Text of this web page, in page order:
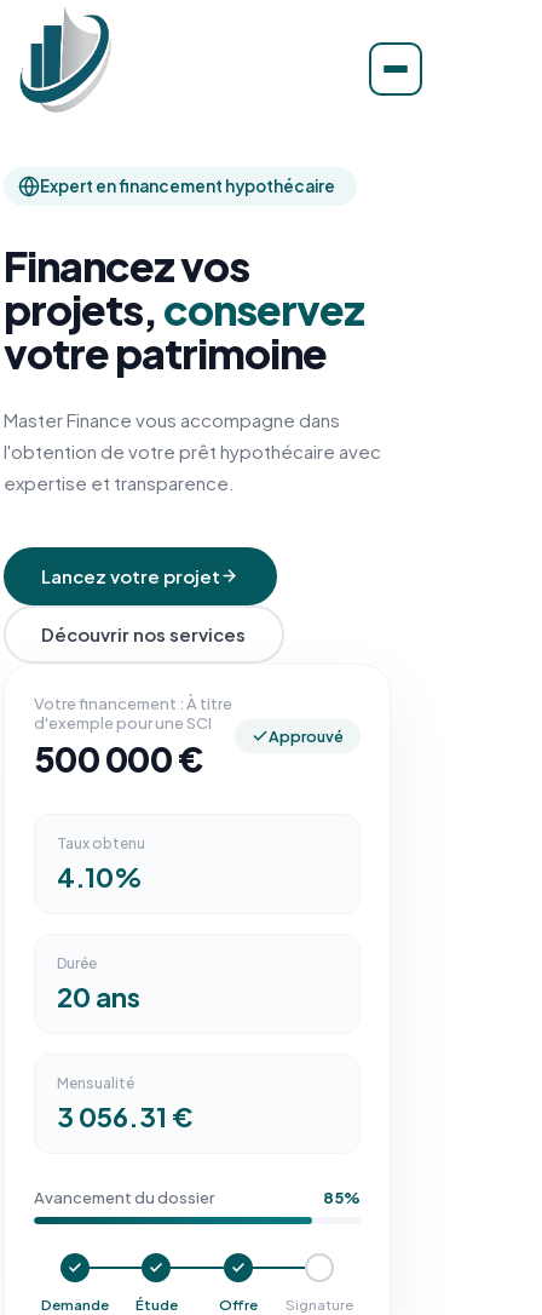
Expert en financement hypothécaire
Financez vos
projets,conservez
votre patrimoine
Master Finance vous accompagne dans
l'obtention de votre prêt hypothécaire avec
expertise et transparence.
Lancez votre projet
Découvrir nos services
Votre financement : À titre
d'exemple pour une SCI
500 000 €
Approuvé
Taux obtenu
4.10%
Durée
20 ans
Mensualité
3 056.31 €
Avancement du dossier 85%
Demande Étude Offre Signature